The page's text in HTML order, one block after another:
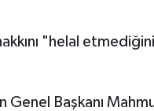
"helal
Genel Başkanı